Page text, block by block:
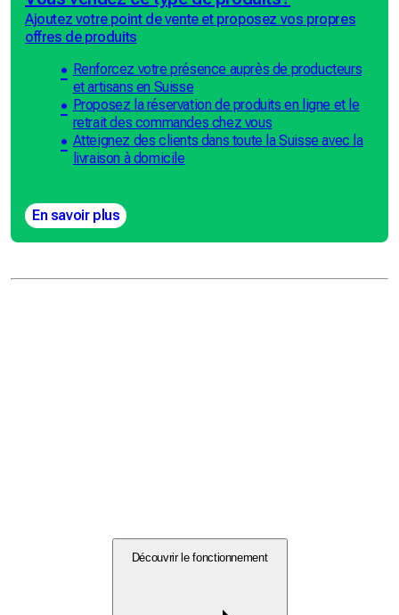
Ajoutez votre point de vente et proposez vos propres
offres de produits
Renforcez votre présence auprès de producteurs
et artisans en Suisse
Proposez la réservation de produits en ligne et le
retrait des commandes chez vous
Atteignez des clients dans toute la Suisse avec la
livraison à domicile
En savoir plus
Découvrir le fonctionnement